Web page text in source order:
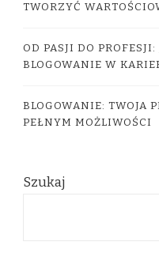
TWORZYĆ
OD PASJI DO
BLOGOWANIE W
BLOGOWANIE: TWOJA
PEŁNYM MOŻLIWOŚCI
Szukaj